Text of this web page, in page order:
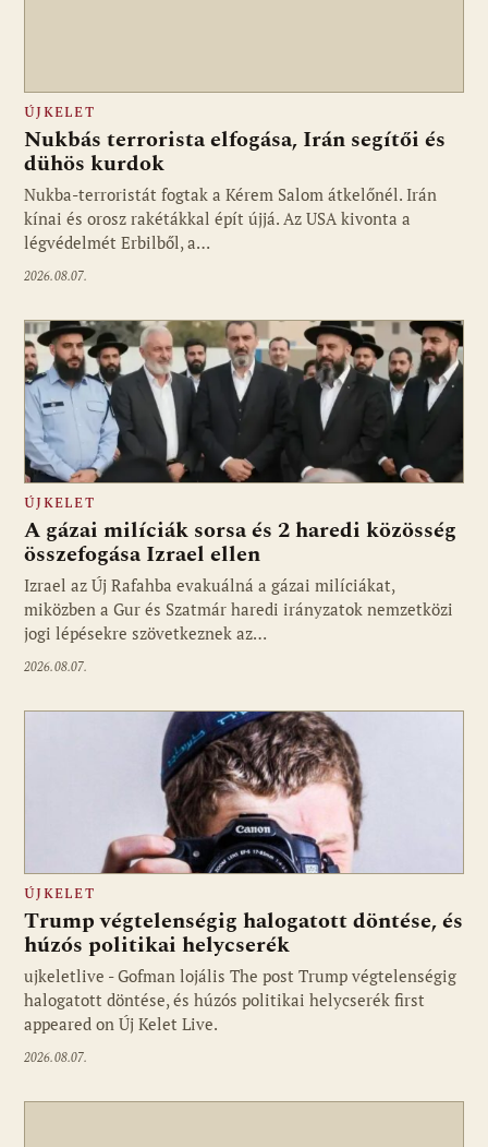
ÚJKELET
Nukbás terrorista elfogása, Irán segítői és
dühös kurdok
Nukba-terroristát fogtak a Kérem Salom átkelőnél. Irán
kínai és orosz rakétákkal épít újjá. Az USA kivonta a
légvédelmét Erbilből, a…
2026.08.07.
ÚJKELET
A gázai milíciák sorsa és 2 haredi közösség
összefogása Izrael ellen
Izrael az Új Rafahba evakuálná a gázai milíciákat,
miközben a Gur és Szatmár haredi irányzatok nemzetközi
jogi lépésekre szövetkeznek az…
2026.08.07.
Fotó: ujkelet.live
ÚJKELET
Trump végtelenségig halogatott döntése, és
húzós politikai helycserék
ujkeletlive - Gofman lojális The post Trump végtelenségig
halogatott döntése, és húzós politikai helycserék first
appeared on Új Kelet Live.
2026.08.07.